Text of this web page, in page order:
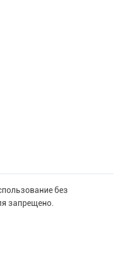
без
запрещено.